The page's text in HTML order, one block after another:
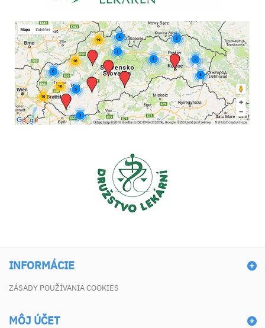
INFORMÁCIE
ZÁSADY POUŽÍVANIA COOKIES
MÔJ ÚČET